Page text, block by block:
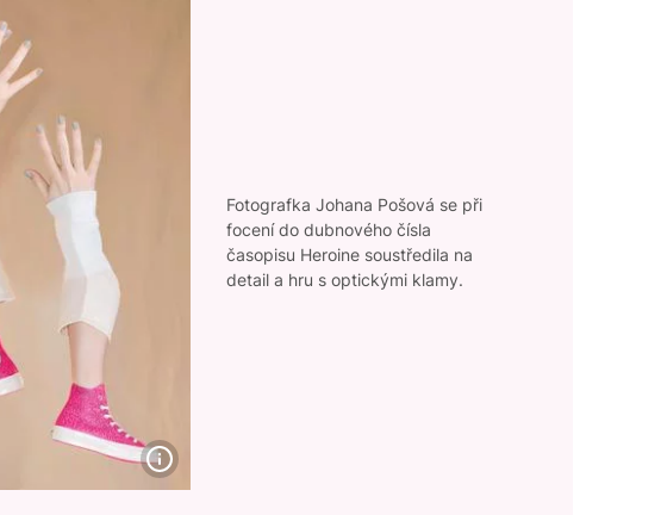
Fotografka Johana Pošová se při
focení do dubnového čísla
časopisu Heroine soustředila na
detail a hru s optickými klamy.